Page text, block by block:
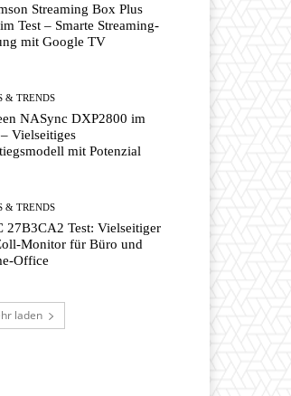
Streaming Box Plus
Test – Smarte Streaming-
mit Google TV
& TRENDS
NASync DXP2800 im
Vielseitiges
mit Potenzial
& TRENDS
27B3CA2 Test: Vielseitiger
Monitor für Büro und
Office
laden